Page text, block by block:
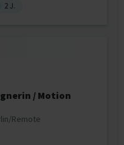
2 J.
/ Motion
Remote